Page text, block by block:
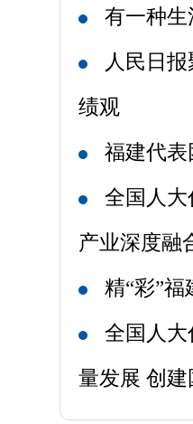
有一种生
人民日
绩观
福建代表
全国人
产业深度融
精“彩”福
全国人
量发展 创